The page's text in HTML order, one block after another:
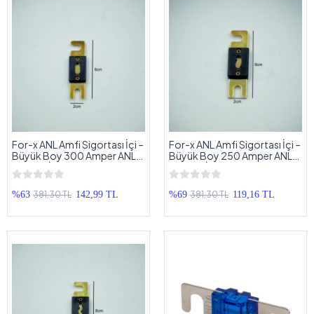
For-x ANL Amfi Sigortası İçi –
Büyük Boy 300 Amper ANL
Sigorta İçi – 300A Kaliteli
Anfi Sigortası İçi
%63 381,30 TL 142,99 TL
For-x ANL Amfi Sigortası İçi –
Büyük Boy 250 Amper ANL
Sigorta İçi – 250A Kaliteli Anfi
Sigortası İçi
%69 381,30 TL 119,16 TL